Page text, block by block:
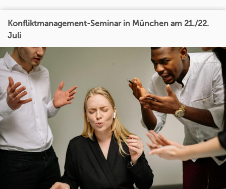
Konfliktmanagement-Seminar in München am 21./22.
Juli